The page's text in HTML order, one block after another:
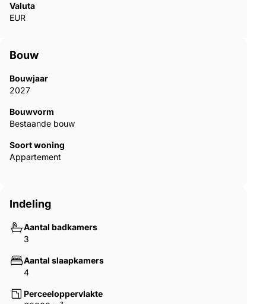
Valuta
EUR
Bouw
Bouwjaar
2027
Bouwvorm
Bestaande bouw
Soort woning
Appartement
Indeling
Aantal badkamers
3
Aantal slaapkamers
4
Perceeloppervlakte